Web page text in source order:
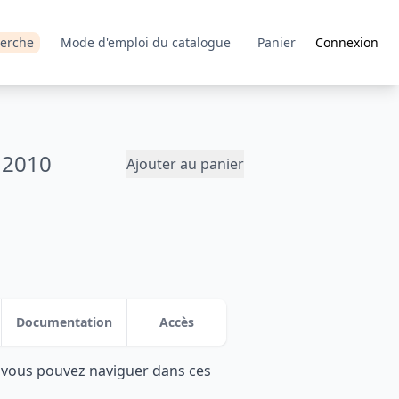
Mode d'emploi du catalogue Panier Connexion
Ajouter au panier
Documentation Accès
pouvez naviguer dans ces